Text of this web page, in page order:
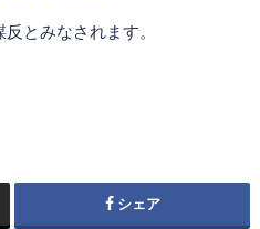
とみなされます。
シェア